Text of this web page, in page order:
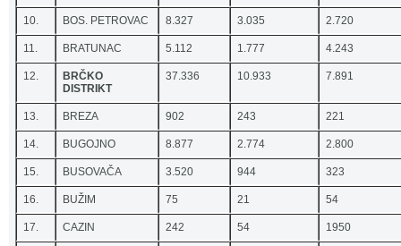
10. BOS. PETROVAC 8.327 3.035 2.720
11. BRATUNAC 5.112 1.777 4.243
12.
BRČKO
DISTRIKT
37.336 10.933 7.891
13. BREZA 902 243 221
14. BUGOJNO 8.877 2.774 2.800
15. BUSOVAČA 3.520 944 323
16. BUŽIM 75 21 54
17. CAZIN 242 54 1950